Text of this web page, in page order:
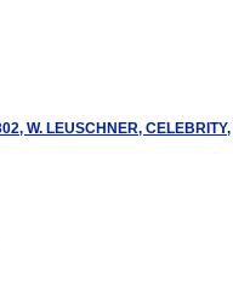
W. LEUSCHNER, CELEBRITY,